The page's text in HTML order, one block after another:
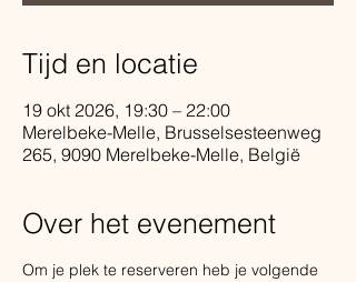
Tijd en locatie
19 okt 2026, 19:30 – 22:00
Merelbeke-Melle, Brusselsesteenweg
265, 9090 Merelbeke-Melle, België
Over het evenement
Om je plek te reserveren heb je volgende